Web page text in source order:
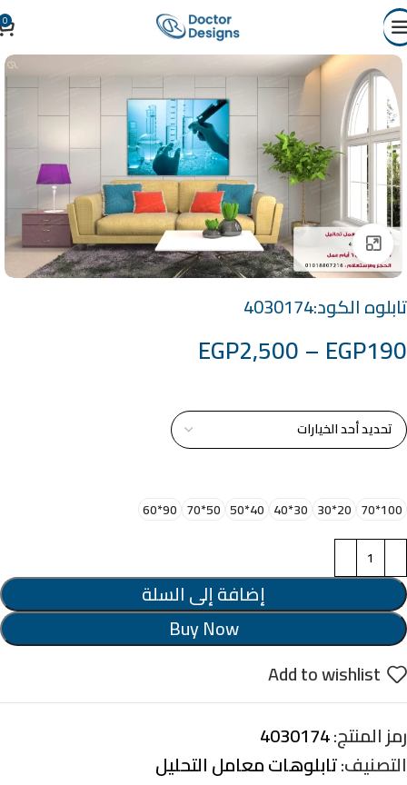
0
Click to enlarge
تابلوه الكود:4030174
EGP190
–
EGP2,500
100*70
20*30
30*40
40*50
50*70
90*60
إضافة إلى السلة
Buy Now
Add to wishlist
رمز المنتج:4030174
التصنيف:تابلوهات معامل التحليل